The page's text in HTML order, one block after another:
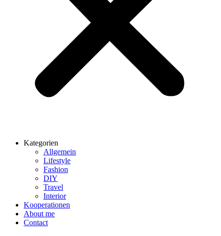
Kategorien
Allgemein
Lifestyle
Fashion
DIY
Travel
Interior
Kooperationen
About me
Contact